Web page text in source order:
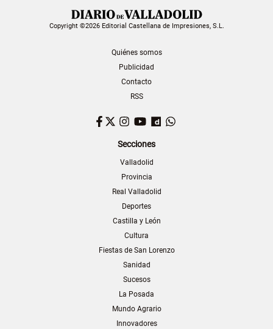
Copyright ©2026 Editorial Castellana de Impresiones, S.L.
Quiénes somos
Publicidad
Contacto
RSS
Facebook
TwitterInstagram
YouTubeDailymotion
Secciones
Valladolid
Provincia
Real Valladolid
Deportes
Castilla y León
Cultura
Fiestas de San Lorenzo
Sanidad
Sucesos
La Posada
Mundo Agrario
Innovadores